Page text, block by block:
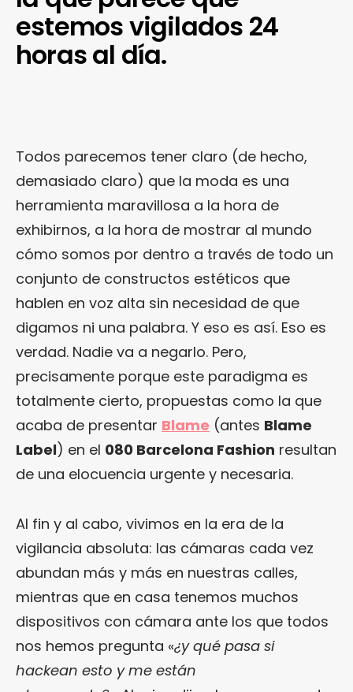
estemos vigilados 24
horas al día.
Todos parecemos tener claro (de hecho,
demasiado claro) que la moda es una
herramienta maravillosa a la hora de
exhibirnos, a la hora de mostrar al mundo
cómo somos por dentro a través de todo un
conjunto de constructos estéticos que
hablen en voz alta sin necesidad de que
digamos ni una palabra. Y eso es así. Eso es
verdad. Nadie va a negarlo. Pero,
precisamente porque este paradigma es
totalmente cierto, propuestas como la que
acaba de presentar Blame (antes Blame
Label) en el 080 Barcelona Fashion resultan
de una elocuencia urgente y necesaria.
Al fin y al cabo, vivimos en la era de la
vigilancia absoluta: las cámaras cada vez
abundan más y más en nuestras calles,
mientras que en casa tenemos muchos
dispositivos con cámara ante los que todos
nos hemos pregunta «¿y qué pasa si
hackean esto y me están